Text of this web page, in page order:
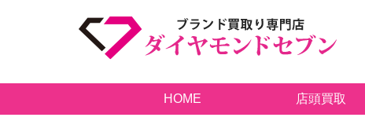
HOME 店頭買取